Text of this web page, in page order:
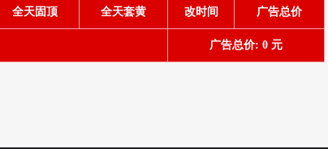
全天固顶 全天套黄 改时间 广告总价
广告总价: 0 元